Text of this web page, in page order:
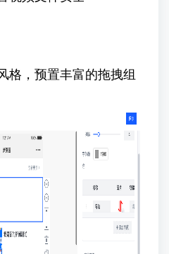
格，预置丰富的拖拽组